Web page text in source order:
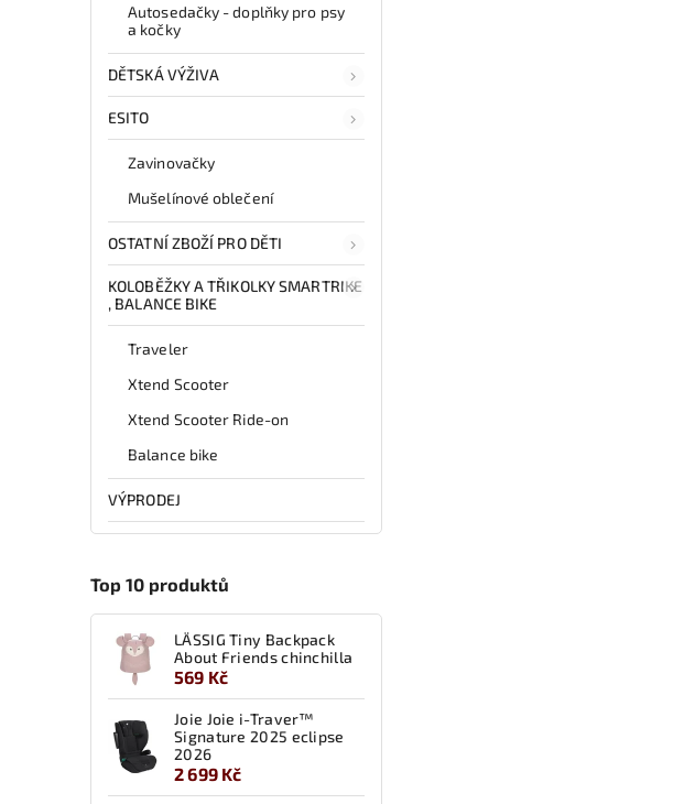
Autosedačky - doplňky pro psy
a kočky
DĚTSKÁ VÝŽIVA
ESITO
Zavinovačky
Mušelínové oblečení
OSTATNÍ ZBOŽÍ PRO DĚTI
KOLOBĚŽKY A TŘIKOLKY SMARTRIKE
, BALANCE BIKE
Traveler
Xtend Scooter
Xtend Scooter Ride-on
Balance bike
VÝPRODEJ
Top 10 produktů
LÄSSIG Tiny Backpack
About Friends chinchilla
569 Kč
Joie Joie i-Traver™
Signature 2025 eclipse
2026
2 699 Kč